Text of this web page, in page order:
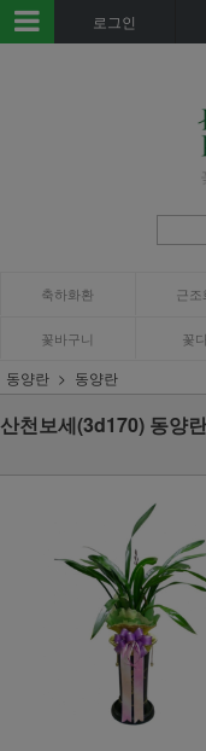
로그인
축하화환 근조
꽃바구니 꽃
동양란 동양란
산천보세(3d170) 동양